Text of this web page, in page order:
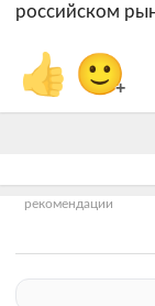
российском
👍 🙂+
рекомендации